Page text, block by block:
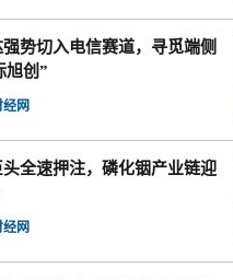
势切入电信赛道，寻觅端侧
旭创”
网
全速押注，磷化铟产业链迎
网